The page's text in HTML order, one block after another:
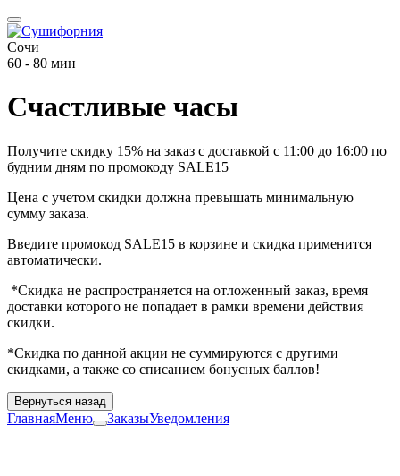
Сочи
60 - 80 мин
Счастливые часы
Получите скидку 15% на заказ с доставкой с 11:00 до 16:00 по
будним дням по промокоду SALE15
Цена с учетом скидки должна превышать минимальную
сумму заказа.
Введите промокод SALE15 в корзине и скидка применится
автоматически.
*Скидка не распространяется на отложенный заказ, время
доставки которого не попадает в рамки времени действия
скидки.
*Скидка по данной акции не суммируются с другими
скидками, а также со списанием бонусных баллов!
Вернуться назад
ГлавнаяМеню ЗаказыУведомления